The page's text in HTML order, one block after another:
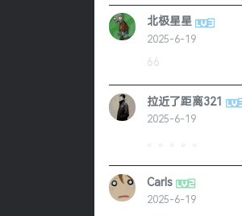
北极星星
2025-6-19
66
拉近了距离321
2025-6-19
。。。。。
Carls
2025-6-19